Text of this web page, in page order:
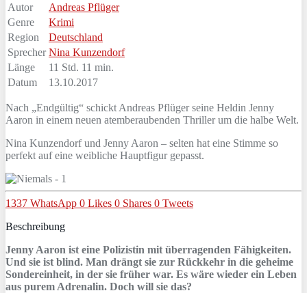
Autor
Andreas Pflüger
Genre
Krimi
Region
Deutschland
Sprecher Nina Kunzendorf
Länge
11 Std. 11 min.
Datum
13.10.2017
Nach „Endgültig“ schickt Andreas Pflüger seine Heldin Jenny
Aaron in einem neuen atemberaubenden Thriller um die halbe Welt.
Nina Kunzendorf und Jenny Aaron – selten hat eine Stimme so
perfekt auf eine weibliche Hauptfigur gepasst.
1337 WhatsApp 0 Likes 0 Shares 0 Tweets
Beschreibung
Jenny Aaron ist eine Polizistin mit überragenden Fähigkeiten.
Und sie ist blind. Man drängt sie zur Rückkehr in die geheime
Sondereinheit, in der sie früher war. Es wäre wieder ein Leben
aus purem Adrenalin. Doch will sie das?